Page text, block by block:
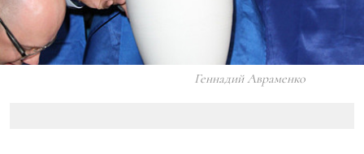
Геннадий Авраменко